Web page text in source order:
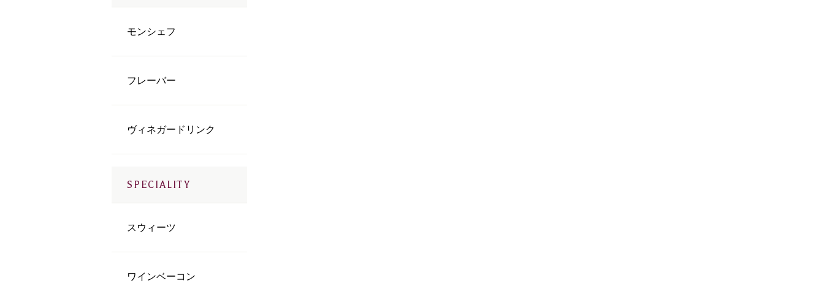
モンシェフ
フレーバー
ヴィネガードリンク
SPECIALITY
スウィーツ
ワインベーコン